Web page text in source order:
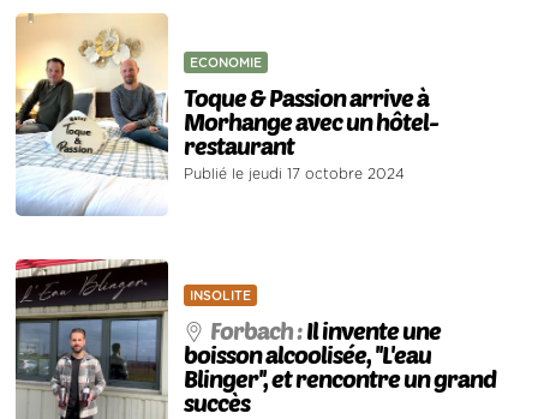
ECONOMIE
Toque & Passion arrive à
Morhange avec un hôtel-
restaurant
Publié le jeudi 17 octobre 2024
INSOLITE
Forbach :Il invente une
boisson alcoolisée, ''L'eau
Blinger'', et rencontre un grand
succès